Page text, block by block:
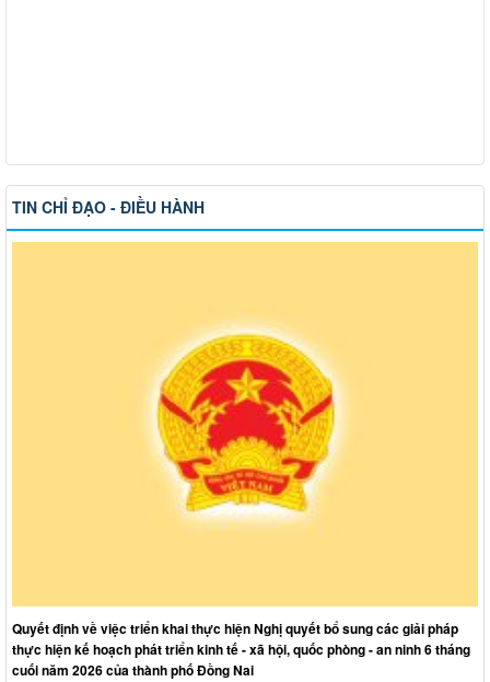
TIN CHỈ ĐẠO - ĐIỀU HÀNH
Quyết định về việc triển khai thực hiện Nghị quyết bổ sung các giải pháp
thực hiện kế hoạch phát triển kinh tế - xã hội, quốc phòng - an ninh 6 tháng
cuối năm 2026 của thành phố Đồng Nai